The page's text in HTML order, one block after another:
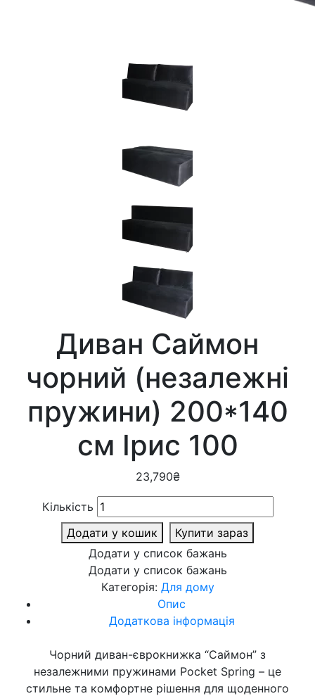
Диван Саймон
чорний (незалежні
пружини) 200*140
см Ірис 100
23,790₴
Кількість
Додати у кошик
Купити зараз
Додати у список бажань
Додати у список бажань
Категорія: Для дому
Опис
Додаткова інформація
Чорний диван-єврокнижка “Саймон” з
незалежними пружинами Pocket Spring – це
стильне та комфортне рішення для щоденного